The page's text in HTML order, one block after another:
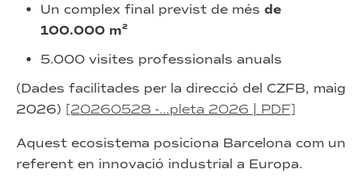
Un complex final previst de més de
100.000 m²
5.000 visites professionals anuals
(Dades facilitades per la direcció del CZFB, maig
2026) [20260528 -…pleta 2026 | PDF]
Aquest ecosistema posiciona Barcelona com un
referent en innovació industrial a Europa.